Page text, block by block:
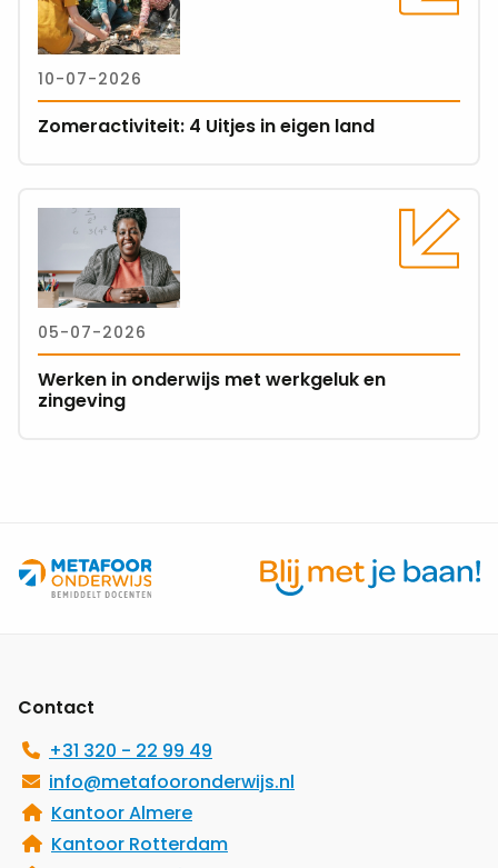
10-07-2026
Zomeractiviteit: 4 Uitjes in eigen land
Zomeractiviteit:
Uitjes
eigen
05-07-2026
Werken in onderwijs met werkgeluk en
zingeving
Lees
Werken
onderwijs
met
werkgeluk
en
Contact
+31 320 - 22 99 49
info@metafooronderwijs.nl
Kantoor Almere
Kantoor Rotterdam